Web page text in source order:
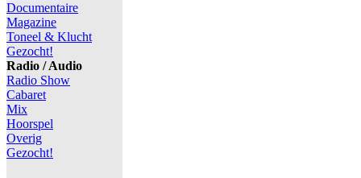
Documentaire
Magazine
Toneel & Klucht
Gezocht!
Radio / Audio
Radio Show
Cabaret
Mix
Hoorspel
Overig
Gezocht!